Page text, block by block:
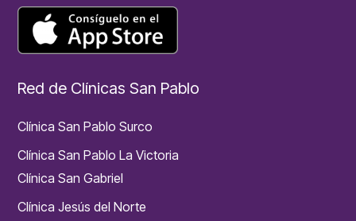
Red de Clínicas San Pablo
Clínica San Pablo Surco
Clínica San Pablo La Victoria
Clínica San Gabriel
Clínica Jesús del Norte